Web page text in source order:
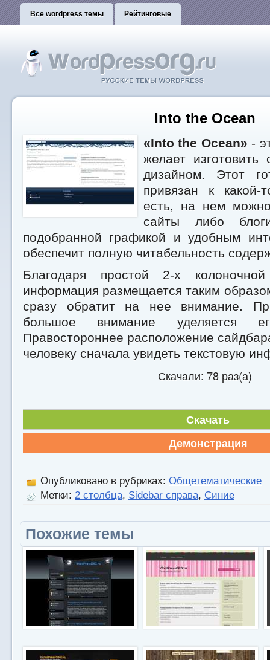
Все wordpress темы Рейтинговые
Into the Ocean
«Into the Ocean» -
желает
дизайном. Этот
привязан к
есть, на нем
сайты либо
подобранной графикой и удобным
обеспечит полную читабельность
Благодаря простой 2-х
информация размещается таким
сразу обратит на нее внимание.
большое внимание уделяется
Правостороннее расположение
человеку сначала увидеть текстовую
Скачали: 78 раз(а)
Скачать
Демонстрация
Опубликовано в рубриках: Общетематические
Метки: 2 столбца, Sidebar справа, Синие
Похожие темы